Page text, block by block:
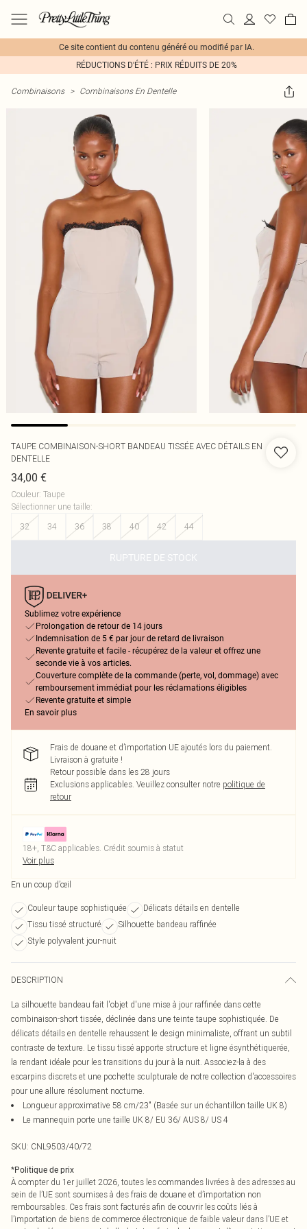
Ce site contient du contenu généré ou modifié par IA.
RÉDUCTIONS D'ÉTÉ : PRIX RÉDUITS DE 20%
Combinaisons > Combinaisons En Dentelle
TAUPE COMBINAISON-SHORT BANDEAU TISSÉE AVEC DÉTAILS EN
DENTELLE
34,00 €
Couleur: Taupe
Sélectionner une taille:
32
34 36 38 40 42 44
RUPTURE DE STOCK
Sublimez votre expérience
Prolongation de retour de 14 jours
Indemnisation de 5 € par jour de retard de livraison
Revente gratuite et facile - récupérez de la valeur et offrez une
seconde vie à vos articles.
Couverture complète de la commande (perte, vol, dommage) avec
remboursement immédiat pour les réclamations éligibles
Revente gratuite et simple
En savoir plus
Frais de douane et d’importation UE ajoutés lors du paiement.
Livraison à gratuite !
Retour possible dans les 28 jours
Exclusions applicables. Veuillez consulter notre politique de
retour
18+, T&C applicables. Crédit soumis à statut
Voir plus
En un coup d’œil
Couleur taupe sophistiquée
Délicats détails en dentelle
Tissu tissé structuré
Silhouette bandeau raffinée
Style polyvalent jour-nuit
DESCRIPTION
La silhouette bandeau fait l'objet d'une mise à jour raffinée dans cette
combinaison-short tissée, déclinée dans une teinte taupe sophistiquée. De
délicats détails en dentelle rehaussent le design minimaliste, offrant un subtil
contraste de texture. Le tissu tissé apporte structure et ligne ésynthétiquerée,
la rendant idéale pour les transitions du jour à la nuit. Associez-la à des
escarpins discrets et une pochette sculpturale de notre collection d'accessoires
pour une allure résolument nocturne.
Longueur approximative 58 cm/23" (Basée sur un échantillon taille UK 8)
Le mannequin porte une taille UK 8/ EU 36/ AUS 8/ US 4
SKU: CNL9503/40/72
*Politique de prix
À compter du 1er juillet 2026, toutes les commandes livrées à des adresses au
sein de l’UE sont soumises à des frais de douane et d’importation non
remboursables. Ces frais sont facturés afin de couvrir les coûts liés à
l’importation de biens de commerce électronique de faible valeur dans l’UE et